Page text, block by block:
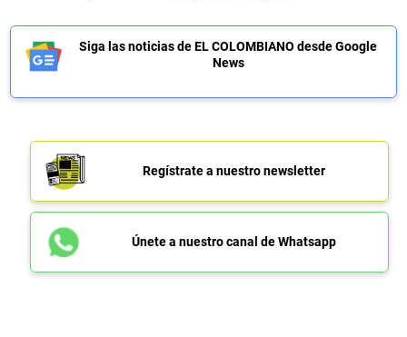
Siga las noticias de EL COLOMBIANO desde Google
News
Regístrate a nuestro newsletter
Únete a nuestro canal de Whatsapp